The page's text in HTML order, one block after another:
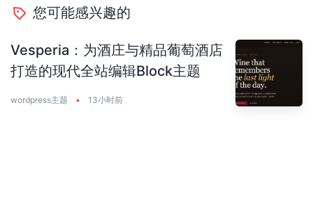
您可能感兴趣的
Vesperia：为酒庄与精品葡萄酒店
打造的现代全站编辑Block主题
wordpress主题 • 13小时前